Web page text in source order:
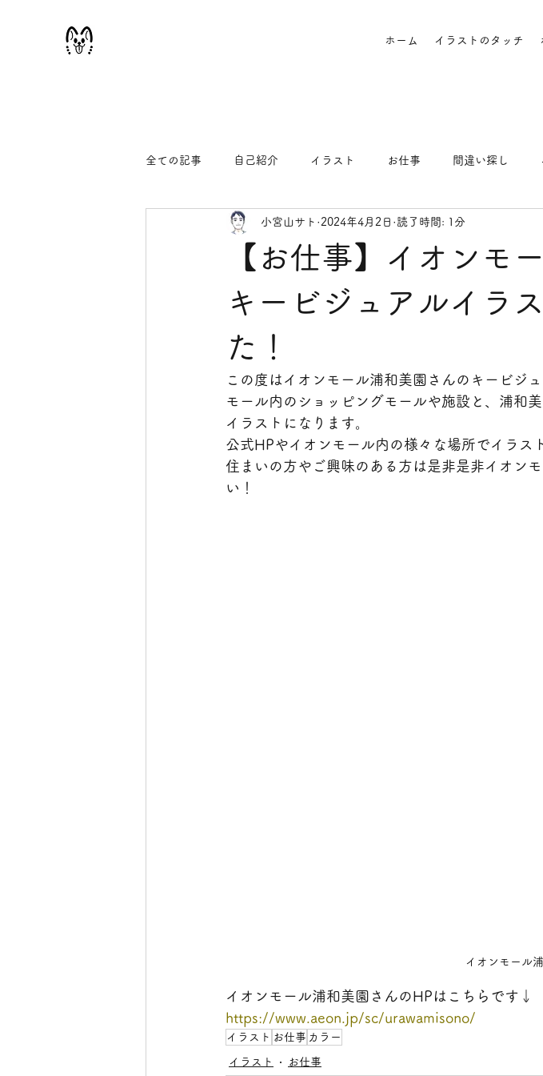
ホーム イラストのタッチ
全ての記事 自己紹介 イラスト お仕事 間違い探し
【お仕事】イオンモ
キービジュアルイラ
た！
小宮山サト 2024年4月2日 読了時間: 1分
この度はイオンモール浦和美園さんのキービジ
モール内のショッピングモールや施設と、浦和
イラストになります。
公式HPやイオンモール内の様々な場所でイラス
住まいの方やご興味のある方は是非是非イオン
い！
イオンモール
イオンモール浦和美園さんのHPはこちらです↓
https://www.aeon.jp/sc/urawamisono/
イラスト お仕事 カラー
イラスト お仕事